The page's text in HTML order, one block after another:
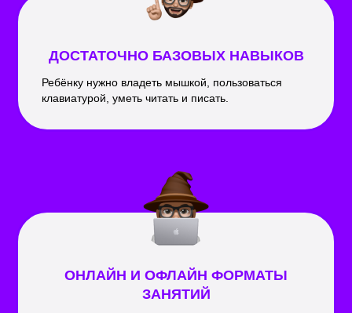
ДОСТАТОЧНО БАЗОВЫХ НАВЫКОВ
Ребёнку нужно владеть мышкой, пользоваться
клавиатурой, уметь читать и писать.
ОНЛАЙН И ОФЛАЙН ФОРМАТЫ
ЗАНЯТИЙ